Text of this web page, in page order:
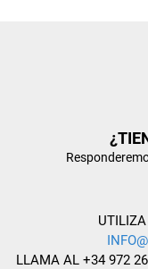
LLAMA AL +34 972